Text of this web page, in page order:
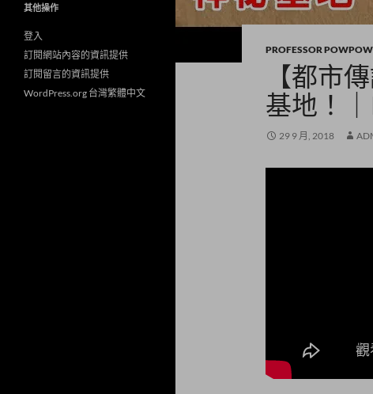
PROFESSOR POWPOW
【都市
基地！
29 9 月, 2018
字:
其他操作
登入
訂閱網站內容的資訊提供
訂閱留言的資訊提供
WordPress.org 台灣繁體中文